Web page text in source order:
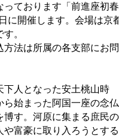
ております「前進座初春
に開催します。会場は京
。
法は所属の各支部にお問
下人となった安土桃山時
始まった阿国一座の念仏
博す。河原に集まる庶民の
富豪に取り入ろうとする